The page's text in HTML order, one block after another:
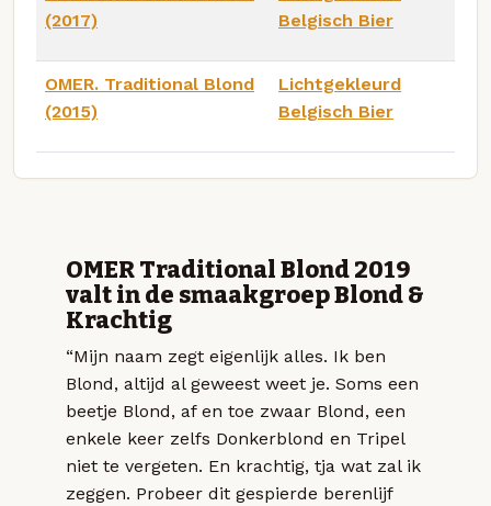
(2017)
Belgisch Bier
OMER. Traditional Blond
(2015)
Lichtgekleurd
Belgisch Bier
OMER Traditional Blond 2019
valt in de smaakgroep Blond &
Krachtig
“Mijn naam zegt eigenlijk alles. Ik ben
Blond, altijd al geweest weet je. Soms een
beetje Blond, af en toe zwaar Blond, een
enkele keer zelfs Donkerblond en Tripel
niet te vergeten. En krachtig, tja wat zal ik
zeggen. Probeer dit gespierde berenlijf